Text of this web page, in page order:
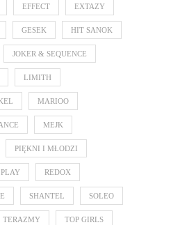
EFFECT EXTAZY
GESEK HIT SANOK
JOKER & SEQUENCE
LIMITH
MARIOO
MEJK
PIĘKNI I MŁODZI
PLAY REDOX
SHANTEL SOLEO
TERAZMY TOP GIRLS